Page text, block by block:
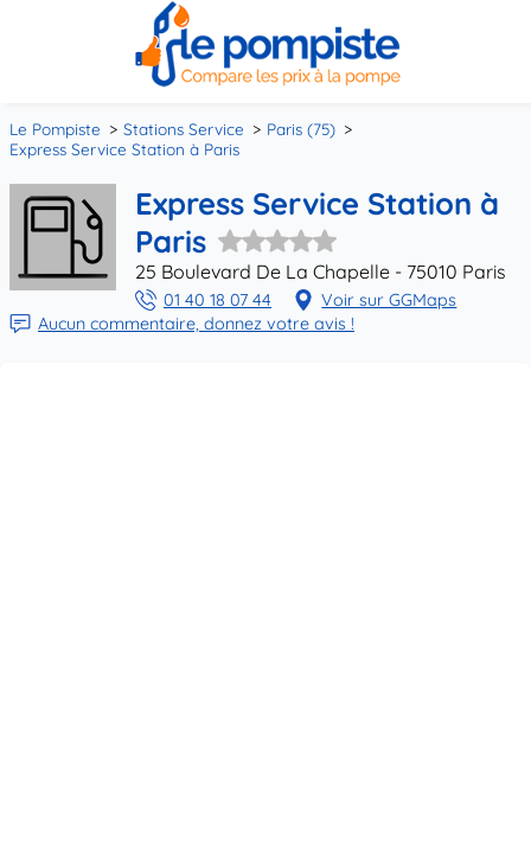
Le Pompiste Stations Service
Paris (75)
Express Service Station à Paris
Express Service Station à
Paris
25 Boulevard De La Chapelle - 75010 Paris
01 40 18 07 44
Voir sur GGMaps
Aucun commentaire, donnez votre avis !